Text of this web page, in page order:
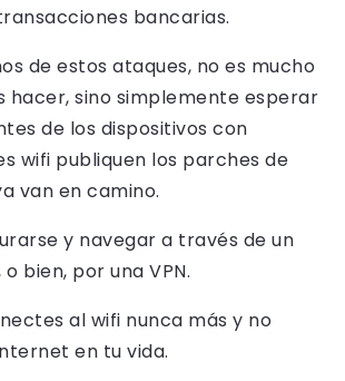
bancarias.
de estos ataques, no es mucho
hacer, sino simplemente esperar
de los dispositivos con
wifi publiquen los parches de
van en camino.
y navegar a través de un
bien, por una VPN.
al wifi nunca más y no
en tu vida.